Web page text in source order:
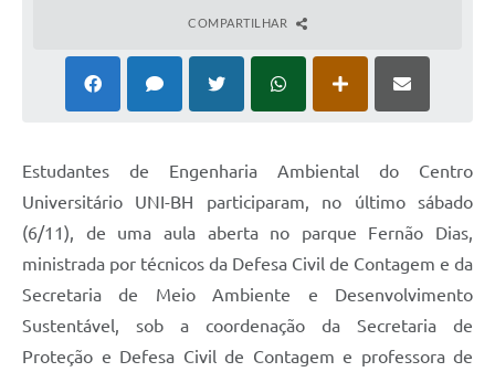
COMPARTILHAR
Estudantes de Engenharia Ambiental do Centro
Universitário UNI-BH participaram, no último sábado
(6/11), de uma aula aberta no parque Fernão Dias,
ministrada por técnicos da Defesa Civil de Contagem e da
Secretaria de Meio Ambiente e Desenvolvimento
Sustentável, sob a coordenação da Secretaria de
Proteção e Defesa Civil de Contagem e professora de